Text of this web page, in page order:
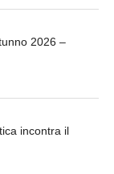
2026 –
incontra il